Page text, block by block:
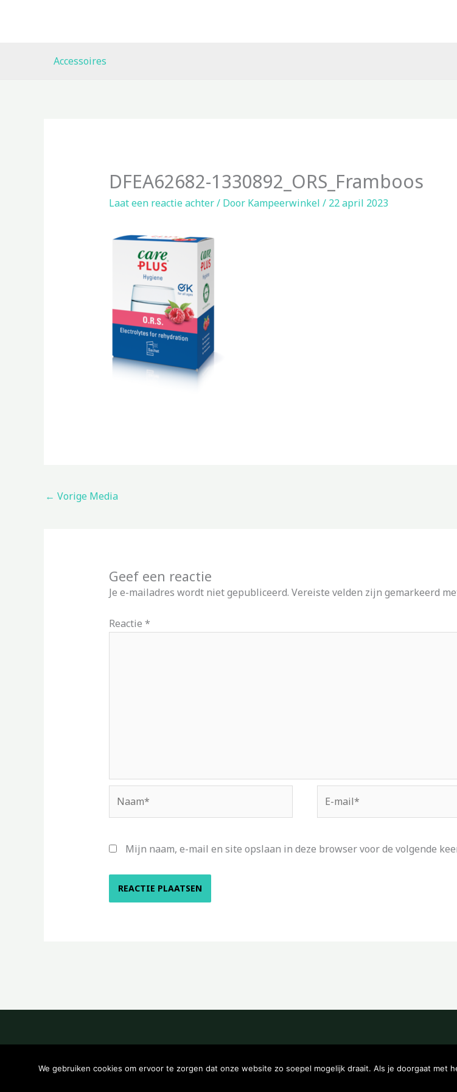
Accessoires
DFEA62682-1330892_ORS_Framboos
Laat een reactie achter/ Door Kampeerwinkel / 22 april 2023
← Vorige Media
Geef een reactie
Je e-mailadres wordt niet gepubliceerd. Vereiste velden zijn gemarkeerd
Reactie *
mail*
Mijn naam, e-mail en site opslaan in deze browser voor de volgende
We gebruiken cookies om ervoor te zorgen dat onze website zo soepel mogelijk draait. Als je doorgaat met